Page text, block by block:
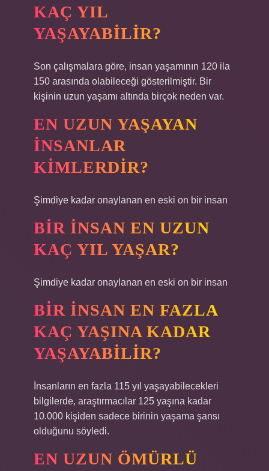
KAÇ YIL
YAŞAYABILIR?
Son çalışmalara göre, insan yaşamının 120 ila
150 arasında olabileceği gösterilmiştir. Bir
kişinin uzun yaşamı altında birçok neden var.
EN UZUN YAŞAYAN
INSANLAR
KIMLERDIR?
Şimdiye kadar onaylanan en eski on bir insan
BIR INSAN EN UZUN
KAÇ YIL YAŞAR?
Şimdiye kadar onaylanan en eski on bir insan
BIR INSAN EN FAZLA
KAÇ YAŞINA KADAR
YAŞAYABILIR?
İnsanların en fazla 115 yıl yaşayabilecekleri
bilgilerde, araştırmacılar 125 yaşına kadar
10.000 kişiden sadece birinin yaşama şansı
olduğunu söyledi.
EN UZUN ÖMÜRLÜ